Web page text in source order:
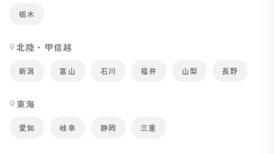
栃木
北陸・甲信越
新潟 富山 石川 福井 山梨 長野
東海
愛知 岐阜 静岡 三重